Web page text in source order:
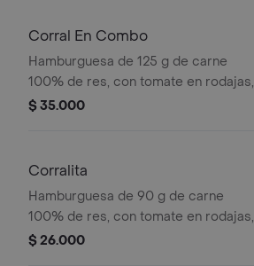
bebida pet
Corral En Combo
Hamburguesa de 125 g de carne
100% de res, con tomate en rodajas,
cebolla en rodajas, lechuga y salsas
$ 35.000
Corralita
Hamburguesa de 90 g de carne
100% de res, con tomate en rodajas,
cebolla en rodajas, lechuga, salsa
$ 26.000